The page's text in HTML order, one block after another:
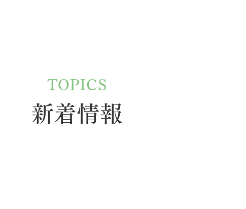
TOPICS
新着情報